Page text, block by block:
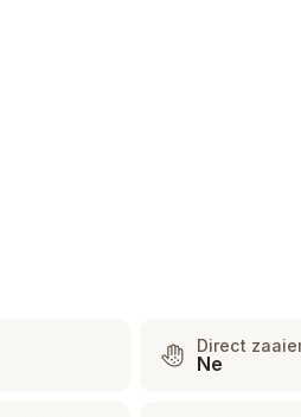
Direct
Ne